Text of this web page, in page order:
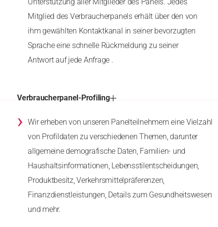
Unterstützung aller Mitglieder des Panels. Jedes
Mitglied des Verbraucherpanels erhält über den von
ihm gewählten Kontaktkanal in seiner bevorzugten
Sprache eine schnelle Rückmeldung zu seiner
Antwort auf jede Anfrage .
Verbraucherpanel-Profiling
› Wir erheben von unseren Panelteilnehmern eine Vielzahl
von Profildaten zu verschiedenen Themen, darunter
allgemeine demografische Daten, Familien- und
Haushaltsinformationen, Lebensstilentscheidungen,
Produktbesitz, Verkehrsmittelpräferenzen,
Finanzdienstleistungen, Details zum Gesundheitswesen
und mehr.